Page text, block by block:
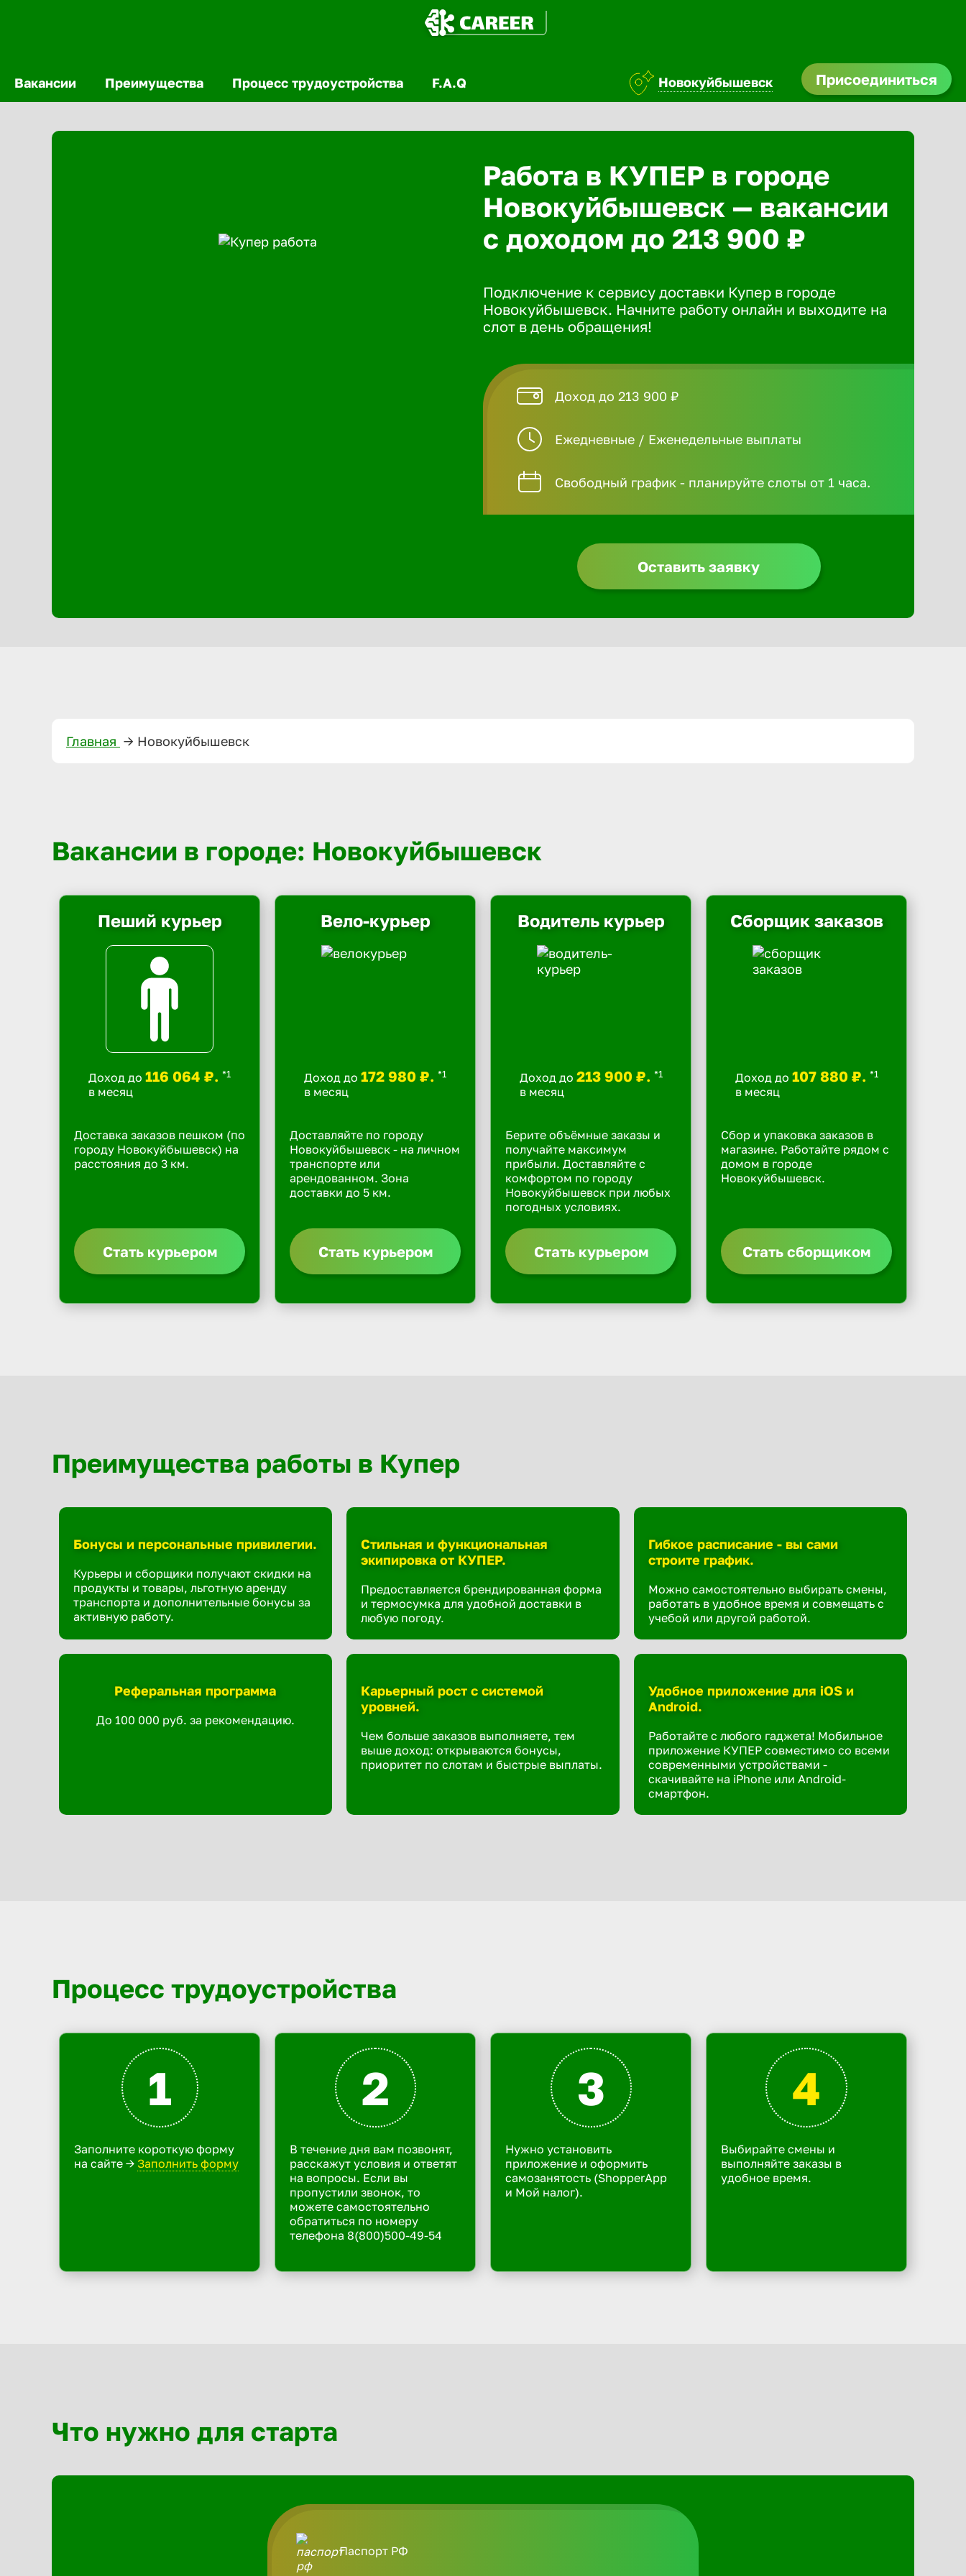
Вакансии Преимущества Процесс трудоустройства F.A.Q Новокуйбышевск Присоединиться
Работа в КУПЕР в городе
Новокуйбышевск — вакансии
с доходом до 213 900 ₽
Подключение к сервису доставки Купер в городе
Новокуйбышевск. Начните работу онлайн и выходите на
слот в день обращения!
Доход до 213 900 ₽
Ежедневные / Еженедельные выплаты
Свободный график - планируйте слоты от 1 часа.
Оставить заявку
Главная —> Новокуйбышевск
Вакансии в городе: Новокуйбышевск
Пеший курьер
Доход до 116 064 ₽. *1
в месяц
Доставка заказов пешком (по
городу Новокуйбышевск) на
расстояния до 3 км.
Стать курьером
Вело-курьер
Доход до 172 980 ₽. *1
в месяц
Доставляйте по городу
Новокуйбышевск - на личном
транспорте или
арендованном. Зона
доставки до 5 км.
Стать курьером
Водитель курьер
Доход до 213 900 ₽. *1
в месяц
Берите объёмные заказы и
получайте максимум
прибыли. Доставляйте с
комфортом по городу
Новокуйбышевск при любых
погодных условиях.
Стать курьером
Сборщик заказов
Доход до 107 880 ₽. *1
в месяц
Сбор и упаковка заказов в
магазине. Работайте рядом с
домом в городе
Новокуйбышевск.
Стать сборщиком
Преимущества работы в Купер
Бонусы и персональные привилегии.
Курьеры и сборщики получают скидки на
продукты и товары, льготную аренду
транспорта и дополнительные бонусы за
активную работу.
Стильная и функциональная
экипировка от КУПЕР.
Предоставляется брендированная форма
и термосумка для удобной доставки в
любую погоду.
Гибкое расписание - вы сами
строите график.
Можно самостоятельно выбирать смены,
работать в удобное время и совмещать с
учебой или другой работой.
Реферальная программа
До 100 000 руб. за рекомендацию.
Карьерный рост с системой
уровней.
Чем больше заказов выполняете, тем
выше доход: открываются бонусы,
приоритет по слотам и быстрые выплаты.
Удобное приложение для iOS и
Android.
Работайте с любого гаджета! Мобильное
приложение КУПЕР совместимо со всеми
современными устройствами -
скачивайте на iPhone или Android-
смартфон.
Процесс трудоустройства
1
Заполните короткую форму
на сайте -> Заполнить форму
2
В течение дня вам позвонят,
расскажут условия и ответят
на вопросы. Если вы
пропустили звонок, то
можете самостоятельно
обратиться по номеру
телефона 8(800)500-49-54
3
Нужно установить
приложение и оформить
самозанятость (ShopperApp
и Мой налог).
4
Выбирайте смены и
выполняйте заказы в
удобное время.
Что нужно для старта
Паспорт РФ